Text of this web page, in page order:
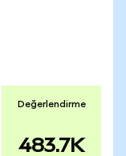
Değerlendirme
483.7K